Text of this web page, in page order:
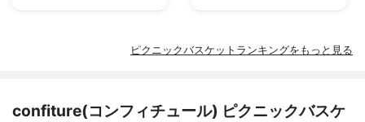
ピクニックバスケットランキングをもっと見る
confiture(コンフィチュール) ピクニックバスケ